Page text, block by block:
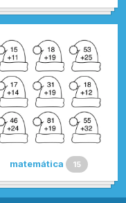
matemática 15